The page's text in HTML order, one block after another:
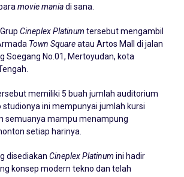
movie maniadi sana.
Cineplex Platinum tersebut mengambil
Town Squareatau Artos Mall di jalan
Soegang No.01, Mertoyudan, kota
memiliki 5 buah jumlah auditorium
ini mempunyai jumlah kursi
semuanya mampu menampung
setiap harinya.
disediakan Cineplex Platinum ini hadir
konsep modern tekno dan telah